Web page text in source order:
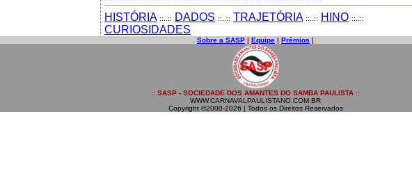
HISTÓRIA ::..:: DADOS ::..:: TRAJETÓRIA ::..:: HINO ::..::
CURIOSIDADES
Sobre a SASP | Equipe | Prêmios |
:: SASP - SOCIEDADE DOS AMANTES DO SAMBA PAULISTA ::
WWW.CARNAVALPAULISTANO.COM.BR
Copyright ©2000-2026 | Todos os Direitos Reservados